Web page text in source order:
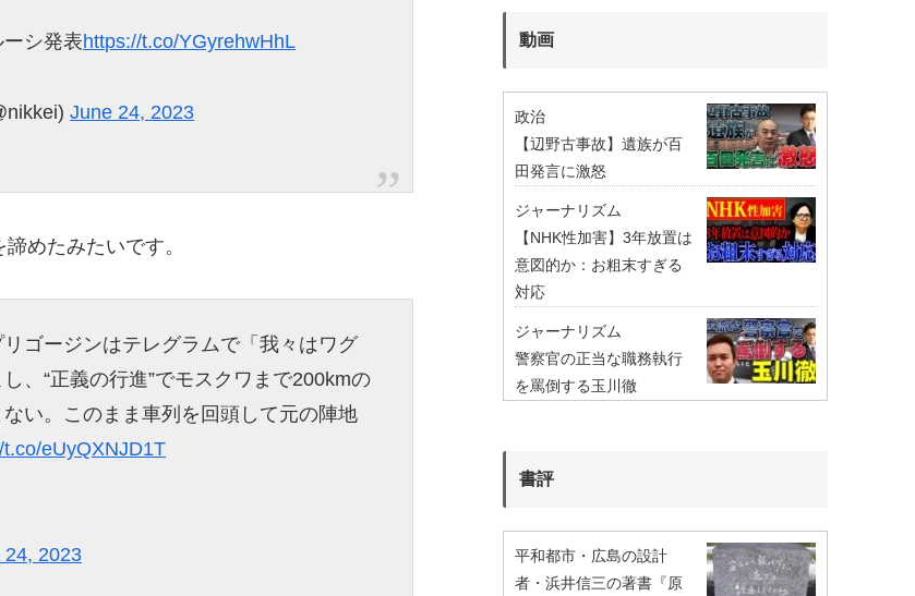
シ発表https://t.co/YGyrehwHhL
June 24, 2023
諦めたみたいです。
ゴージンはテレグラムで「我々はワグ
、“正義の行進”でモスクワまで200kmの
い。このまま車列を回頭して元の陣地
t.co/eUyQXNJD1T
24, 2023
動画
政治
【辺野古事故】遺族が百
田発言に激怒
ジャーナリズム
【NHK性加害】3年放置は
意図的か：お粗末すぎる
対応
ジャーナリズム
警察官の正当な職務執行
を罵倒する玉川徹
書評
平和都市・広島の設計
者・浜井信三の著書『原